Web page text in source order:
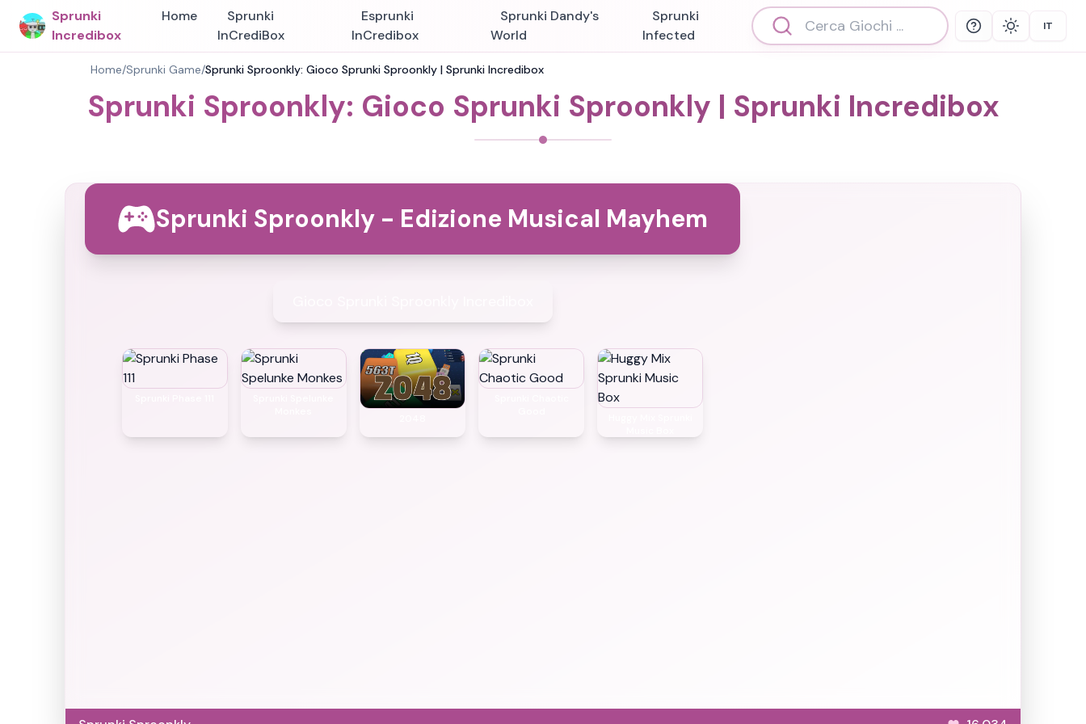
Sprunki
Incredibox
Home
Sprunki
InCrediBox
Esprunki
InCredibox
Sprunki Dandy's
World
Sprunki
Infected
Help Theme Select
IT
Home/Sprunki Game/Sprunki Sproonkly: Gioco Sprunki Sproonkly | Sprunki Incredibox
Sprunki Sproonkly: Gioco Sprunki Sproonkly | Sprunki Incredibox
Sprunki Sproonkly - Edizione Musical Mayhem